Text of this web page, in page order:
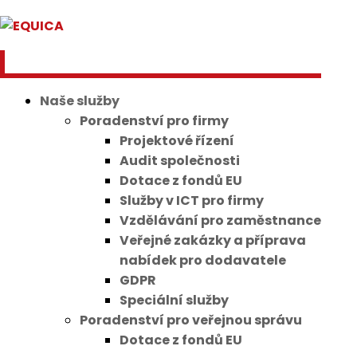
Naše služby
Poradenství pro firmy
Projektové řízení
Audit společnosti
Dotace z fondů EU
Služby v ICT pro firmy
Vzdělávání pro zaměstnance
Veřejné zakázky a příprava
nabídek pro dodavatele
GDPR
Speciální služby
Poradenství pro veřejnou správu
Dotace z fondů EU